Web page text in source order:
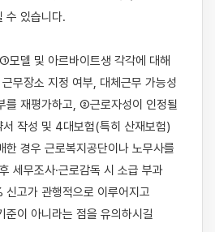
수 있습니다.
모델 및 아르바이트생 각각에 대해
무장소 지정 여부, 대체근무 가능성
를 재평가하고, ②근로자성이 인정될
작성 및 4대보험(특히 산재보험)
경우 근로복지공단이나 노무사를
세무조사·근로감독 시 소급 부과
고가 관행적으로 이루어지고
준이 아니라는 점을 유의하시길